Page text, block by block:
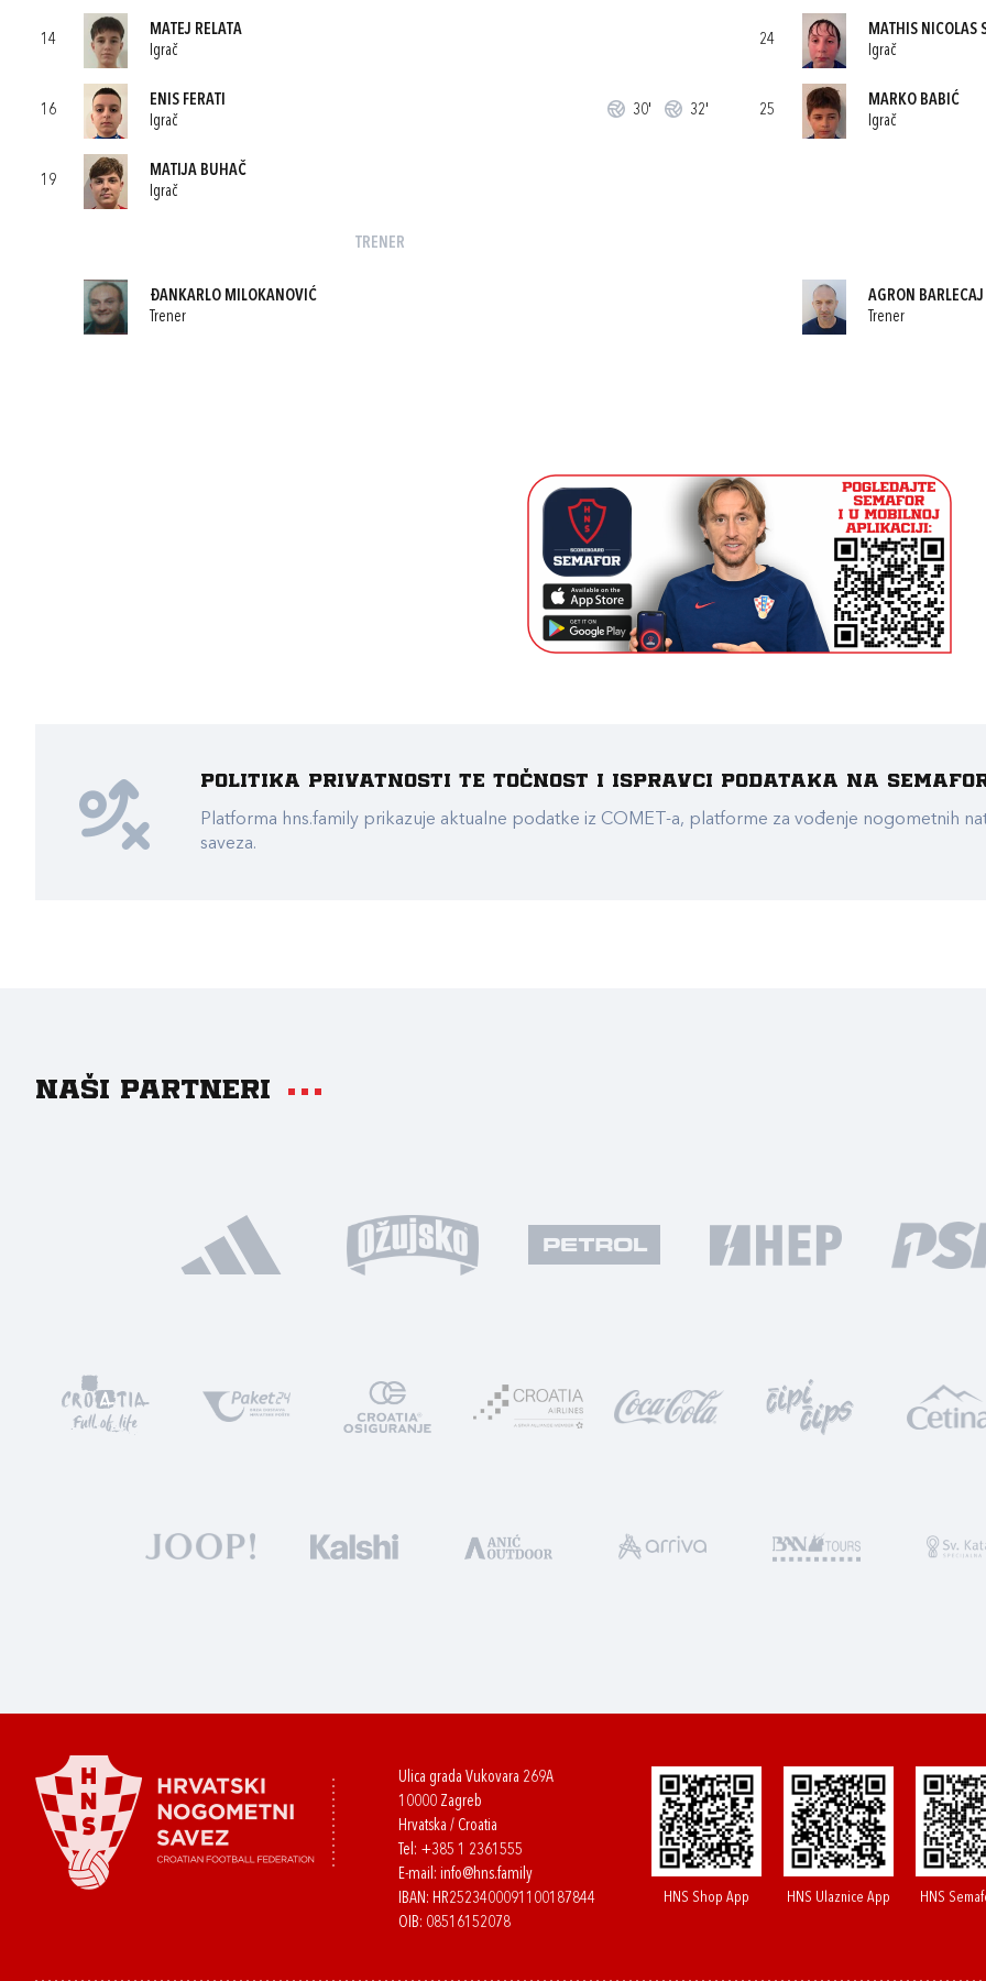
14
MATEJ RELATA
Igrač
16
ENIS FERATI
Igrač
30' 32'
19
MATIJA BUHAČ
Igrač
TRENER
ĐANKARLO MILOKANOVIĆ
Trener
24
MATHIS NICOLAS
Igrač
25
MARKO BABIĆ
Igrač
AGRON BARLECAJ
Trener
Politika privatnosti te točnost i ispravci podataka na
Platforma hns.family prikazuje aktualne podatke iz COMET-a, platforme za vođenje nogometnih
saveza.
Naši partneri
Ulica grada Vukovara 269A
10000 Zagreb
Hrvatska / Croatia
Tel: +385 1 2361555
E-mail: info@hns.family
IBAN: HR2523400091100187844
OIB: 08516152078
HNS Shop App HNS Ulaznice App HNS